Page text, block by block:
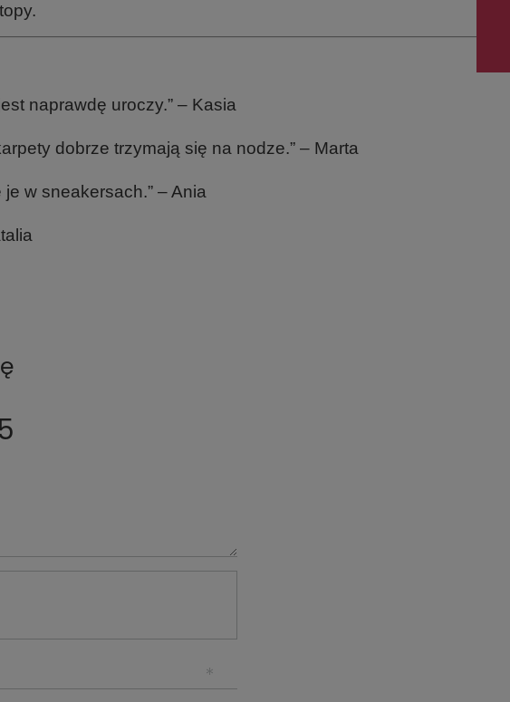
naprawdę uroczy.” – Kasia
dobrze trzymają się na nodze.” – Marta
w sneakersach.” – Ania